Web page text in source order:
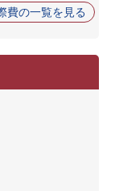
費の一覧を見る